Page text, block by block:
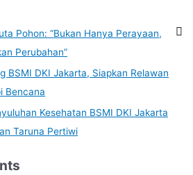
Pohon: “Bukan Hanya Perayaan,
Perubahan”
BSMI DKI Jakarta, Siapkan Relawan
Bencana
Kesehatan BSMI DKI Jakarta
Taruna Pertiwi